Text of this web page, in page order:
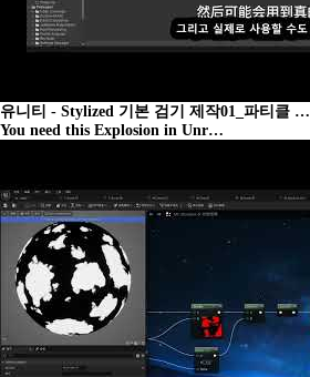
유니티 - Stylized 기본 검기 제작01_파티클 …
You need this Explosion in Unr…